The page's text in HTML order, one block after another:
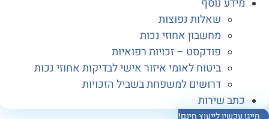
שאלות נפוצות
מחשבון אחוזי נכות
פודקסט – זכויות רפואיות
ביטוח לאומי איזור אישי לבדיקות אחוזי נכות
דרושים למשפחת בשביל הזכויות
שירות
לייעוץ חינם!